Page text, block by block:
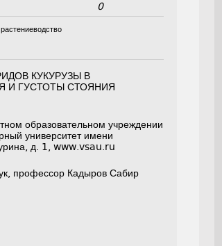
0
КУКУРУЗЫ В
И ГУСТОТЫ СТОЯНИЯ
образовательном учреждении
университет имени
д. 1, www.vsau.ru
профессор Кадыров Сабир